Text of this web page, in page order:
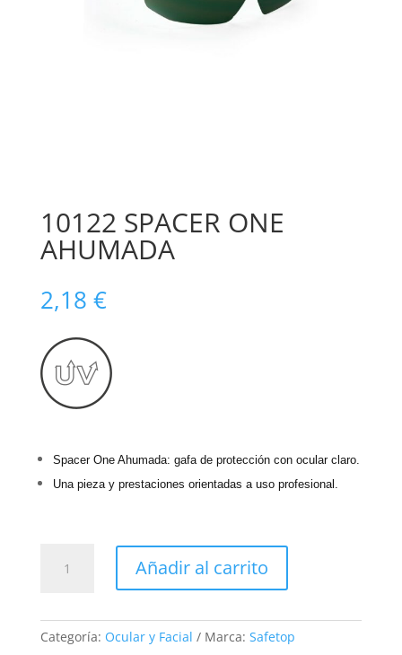
10122 SPACER ONE
AHUMADA
2,18 €
Spacer One Ahumada: gafa de protección con ocular claro.
Una pieza y prestaciones orientadas a uso profesional.
SPACER
cantidad
Añadir al carrito
Categoría: Ocular y Facial Marca: Safetop